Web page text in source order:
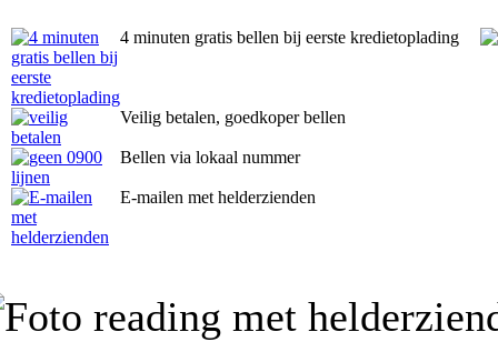
4 minuten gratis bellen bij eerste kredietoplading
Veilig betalen, goedkoper bellen
Bellen via lokaal nummer
E-mailen met helderzienden